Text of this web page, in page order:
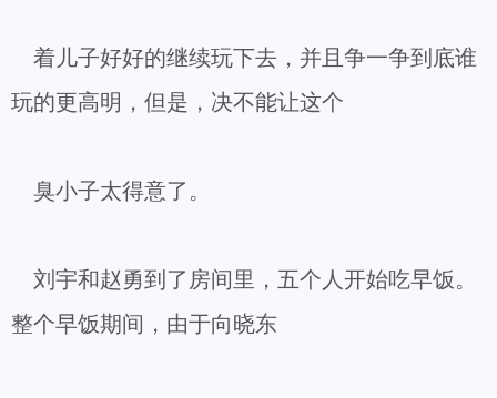
着儿子好好的继续玩下去，并且争一争到底谁
玩的更高明，但是，决不能让这个
臭小子太得意了。
刘宇和赵勇到了房间里，五个人开始吃早饭。
整个早饭期间，由于向晓东